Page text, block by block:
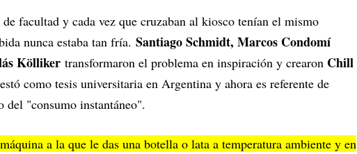
de facultad y cada vez que cruzaban al kiosco tenían el mismo
nunca estaba tan fría. Santiago Schmidt, Marcos Condomí
Kölliker transformaron el problema en inspiración y crearon Chill
como tesis universitaria en Argentina y ahora es referente de
del "consumo instantáneo".
a la que le das una botella o lata a temperatura ambiente y en